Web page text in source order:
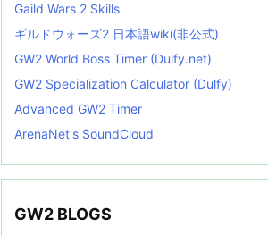
Gaild Wars 2 Skills
ギルドウォーズ2 日本語wiki(非公式)
GW2 World Boss Timer (Dulfy.net)
GW2 Specialization Calculator (Dulfy)
Advanced GW2 Timer
ArenaNet's SoundCloud
GW2 BLOGS